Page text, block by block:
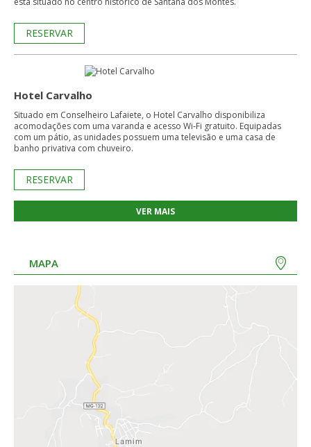
RESERVAR
Hotel Carvalho
Situado em Conselheiro Lafaiete, o Hotel Carvalho disponibiliza
acomodações com uma varanda e acesso Wi-Fi gratuito. Equipadas
com um pátio, as unidades possuem uma televisão e uma casa de
banho privativa com chuveiro.
RESERVAR
VER MAIS
MAPA